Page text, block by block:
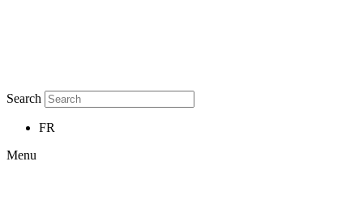
Search
FR
Menu